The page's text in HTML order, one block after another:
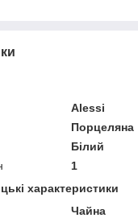
Alessi
Порцеляна
Білий
1
характеристики
Чайна